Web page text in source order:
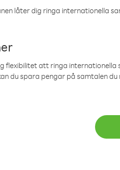
låter dig ringa internationella
flexibilitet att ringa
du spara pengar på samtalen